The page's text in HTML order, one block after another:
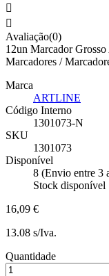


Avaliação(0)
12un Marcador
Marcadores /
Marca
ARTLINE
Código Interno
1301073-N
SKU
1301073
Disponível
8 (Envio entre 3
Stock disponível
16,09 €
13.08 s/Iva.
Quantidade